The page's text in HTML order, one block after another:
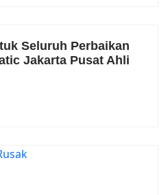
Seluruh Perbaikan
Jakarta Pusat Ahli